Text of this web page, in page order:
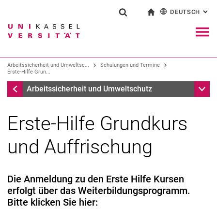
Springe direkt zu: Inhalt
Springe direkt zu: Suche
Springe direkt zu:
Suchbegriff
Suchmaschine
Suchen (öffnet externen Link in einem
DEUTSCH :
Arbeitssicherheit und Umweltsc...
Schulungen und Termine
Er­s­­­­­­te-Hil­­­­­­fe Grun­...
Schulungen und Termine
Arbeitssicherheit und Umweltschutz
Er­s­­­­­­te-Hil­­­­­­fe Grun­­­­­d­kurs
und Auffrischung
Die Anmeldung zu den Erste Hilfe Kursen
erfolgt über das Weiterbildungsprogramm.
Bitte klicken Sie hier: